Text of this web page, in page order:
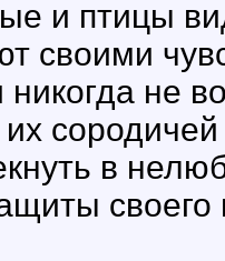
и птицы
своими
никогда не
их
в
своего